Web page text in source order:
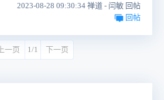
2023-08-28 09:30:34 禅道 - 闫敏 回帖
回帖
上一页 1/1 下一页